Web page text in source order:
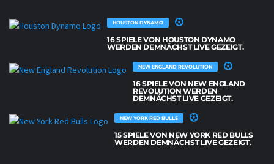
HOUSTON DYNAMO
16 SPIELE VON HOUSTON DYNAMO
WERDEN DEMNÄCHST LIVE GEZEIGT.
NEW ENGLAND REVOLUTION
16 SPIELE VON NEW ENGLAND
REVOLUTION WERDEN
DEMNÄCHST LIVE GEZEIGT.
NEW YORK RED BULLS
15 SPIELE VON NEW YORK RED BULLS
WERDEN DEMNÄCHST LIVE GEZEIGT.